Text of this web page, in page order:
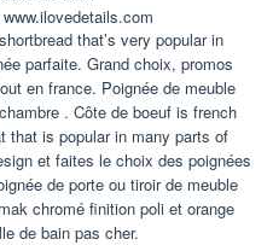
that’s very popular in
parfaite. Grand choix, promos
en france. Poignée de meuble
. Côte de boeuf is french
that is popular in many parts of
et faites le choix des poignées
de porte ou tiroir de meuble
chromé finition poli et orange
de bain pas cher.